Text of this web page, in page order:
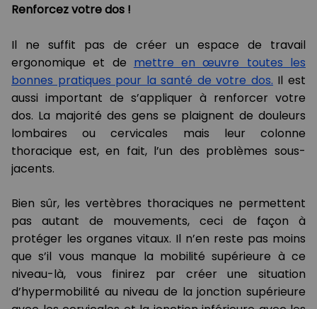
Renforcez votre dos !
Il ne suffit pas de créer un espace de travail
ergonomique et de mettre en œuvre toutes les
bonnes pratiques pour la santé de votre dos. Il est
aussi important de s’appliquer à renforcer votre
dos. La majorité des gens se plaignent de douleurs
lombaires ou cervicales mais leur colonne
thoracique est, en fait, l’un des problèmes sous-
jacents.
Bien sûr, les vertèbres thoraciques ne permettent
pas autant de mouvements, ceci de façon à
protéger les organes vitaux. Il n’en reste pas moins
que s’il vous manque la mobilité supérieure à ce
niveau-là, vous finirez par créer une situation
d’hypermobilité au niveau de la jonction supérieure